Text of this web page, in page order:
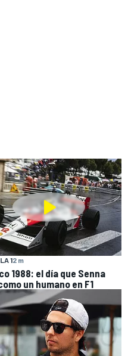
12 m
1988: el día que Senna
un humano en F1